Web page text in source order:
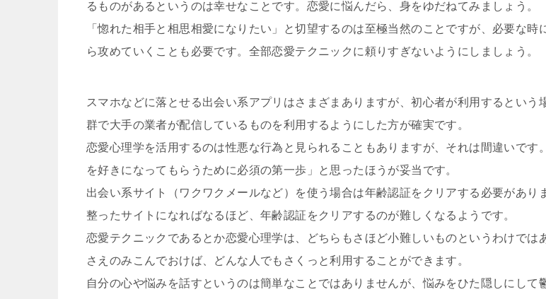
るものがあるというのは幸せなことです。恋愛に悩んだら、身をゆだねてみましょう。
「惚れた相手と相思相愛になりたい」と切望するのは至極当然のことですが、必要な時
ら攻めていくことも必要です。全部恋愛テクニックに頼りすぎないようにしましょう。
スマホなどに落とせる出会い系アプリはさまざまありますが、初心者が利用するという
群で大手の業者が配信しているものを利用するようにした方が確実です。
恋愛心理学を活用するのは性悪な行為と見られることもありますが、それは間違いです
を好きになってもらうために必須の第一歩」と思ったほうが妥当です。
出会い系サイト（ワクワクメールなど）を使う場合は年齢認証をクリアする必要があり
整ったサイトになればなるほど、年齢認証をクリアするのが難しくなるようです。
恋愛テクニックであるとか恋愛心理学は、どちらもさほど小難しいものというわけでは
さえのみこんでおけば、どんな人でもさくっと利用することができます。
自分の心や悩みを話すというのは簡単なことではありませんが、悩みをひた隠しにして